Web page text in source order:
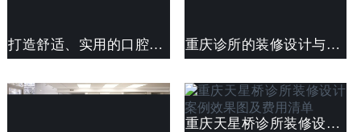
打造舒适、实用的口腔医院环境：装修指南与预算清单 重庆诊所的装修设计与规划及费用预算
重庆天星桥诊所装修设计案例效果图及费用清单